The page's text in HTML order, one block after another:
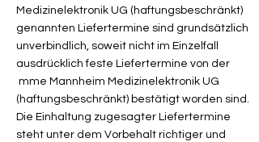
Medizinelektronik UG (haftungsbeschränkt)
genannten Liefertermine sind grundsätzlich
unverbindlich, soweit nicht im Einzelfall
ausdrücklich feste Liefertermine von der
mme Mannheim Medizinelektronik UG
(haftungsbeschränkt) bestätigt worden sind.
Die Einhaltung zugesagter Liefertermine
steht unter dem Vorbehalt richtiger und